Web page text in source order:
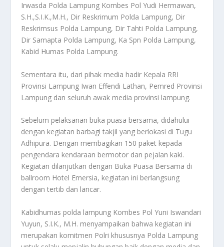
Irwasda Polda Lampung Kombes Pol Yudi Hermawan,
S.H.,S.I.K.,M.H., Dir Reskrimum Polda Lampung, Dir
Reskrimsus Polda Lampung, Dir Tahti Polda Lampung,
Dir Samapta Polda Lampung, Ka Spn Polda Lampung,
Kabid Humas Polda Lampung.
Sementara itu, dari pihak media hadir Kepala RRI
Provinsi Lampung Iwan Effendi Lathan, Pemred Provinsi
Lampung dan seluruh awak media provinsi lampung.
Sebelum pelaksanan buka puasa bersama, didahului
dengan kegiatan barbagi takjil yang berlokasi di Tugu
Adhipura. Dengan membagikan 150 paket kepada
pengendara kendaraan bermotor dan pejalan kaki.
Kegiatan dilanjutkan dengan Buka Puasa Bersama di
ballroom Hotel Emersia, kegiatan ini berlangsung
dengan tertib dan lancar.
Kabidhumas polda lampung Kombes Pol Yuni Iswandari
Yuyun, S.I.K., M.H. menyampaikan bahwa kegiatan ini
merupakan komitmen Polri khususnya Polda Lampung